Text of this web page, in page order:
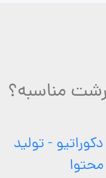
رشت مناسبه؟
دکوراتیو - تولید
محتوا